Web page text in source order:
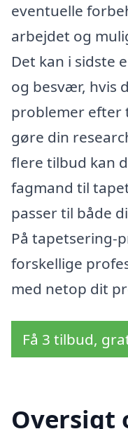
eventuelle
arbejdet og
Det kan i sidste
og besvær, hvis
problemer efter
gøre din
flere tilbud kan
fagmand til
passer til både
På tapetsering-
forskellige
med netop dit
Få 3 tilbud,
Oversigt